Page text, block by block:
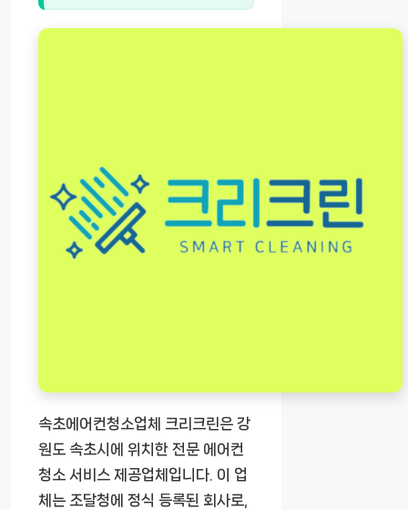
속초에어컨청소업체 크리크린은 강
원도 속초시에 위치한 전문 에어컨
청소 서비스 제공업체입니다. 이 업
체는 조달청에 정식 등록된 회사로,